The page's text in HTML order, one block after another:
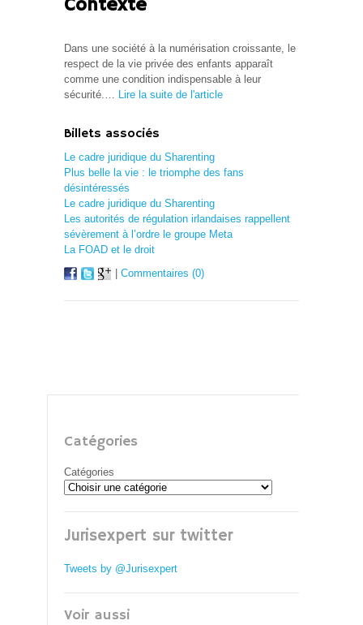
Contexte
Dans une société à la numérisation croissante, le
respect de la vie privée des enfants apparaît
comme une condition indispensable à leur
sécurité.… Lire la suite de l'article
Billets associés
Le cadre juridique du Sharenting
Plus belle la vie : le triomphe des fans
désintéressés
Le cadre juridique du Sharenting
Les autorités de régulation irlandaises rappellent
sévèrement à l’ordre le groupe Meta
La FOAD et le droit
Commentaires (0)
Catégories
Catégories
Jurisexpert sur twitter
Tweets by @Jurisexpert
Voir aussi